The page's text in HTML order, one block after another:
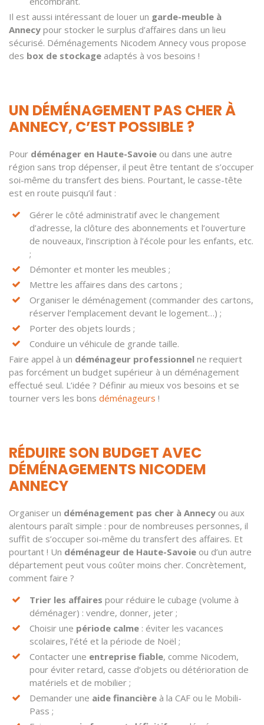
Il est aussi intéressant de louer un garde-meuble à
Annecy pour stocker le surplus d’affaires dans un lieu
sécurisé. Déménagements Nicodem Annecy vous propose
des box de stockage adaptés à vos besoins !
UN DÉMÉNAGEMENT PAS CHER À
ANNECY, C’EST POSSIBLE ?
Pour déménager en Haute-Savoie ou dans une autre
région sans trop dépenser, il peut être tentant de s’occuper
soi-même du transfert des biens. Pourtant, le casse-tête
est en route puisqu’il faut :
Gérer le côté administratif avec le changement
d’adresse, la clôture des abonnements et l’ouverture
de nouveaux, l’inscription à l’école pour les enfants, etc.
;
Démonter et monter les meubles ;
Mettre les affaires dans des cartons ;
Organiser le déménagement (commander des cartons,
réserver l’emplacement devant le logement…) ;
Porter des objets lourds ;
Conduire un véhicule de grande taille.
Faire appel à un déménageur professionnel ne requiert
pas forcément un budget supérieur à un déménagement
effectué seul. L’idée ? Définir au mieux vos besoins et se
tourner vers les bons déménageurs !
RÉDUIRE SON BUDGET AVEC
DÉMÉNAGEMENTS NICODEM
ANNECY
Organiser un déménagement pas cher à Annecy ou aux
alentours paraît simple : pour de nombreuses personnes, il
suffit de s’occuper soi-même du transfert des affaires. Et
pourtant ! Un déménageur de Haute-Savoie ou d’un autre
département peut vous coûter moins cher. Concrètement,
comment faire ?
Trier les affaires pour réduire le cubage (volume à
déménager) : vendre, donner, jeter ;
Choisir une période calme : éviter les vacances
scolaires, l’été et la période de Noël ;
Contacter une entreprise fiable, comme Nicodem,
pour éviter retard, casse d’objets ou détérioration de
matériels et de mobilier ;
Demander une aide financière à la CAF ou le Mobili-
Pass ;